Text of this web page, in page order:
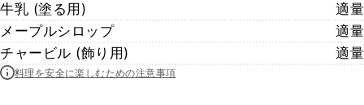
牛乳 (塗る用)
適量
メープルシロップ
適量
チャービル (飾り用)
適量
料理を安全に楽しむための注意事項